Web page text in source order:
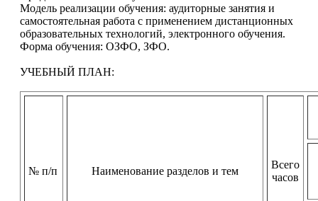
Модель реализации обучения: аудиторные занятия и
самостоятельная работа с применением дистанционных
образовательных технологий, электронного обучения.
Форма обучения: ОЗФО, ЗФО.
УЧЕБНЫЙ ПЛАН:
№ п/п Наименование разделов и тем
Всего
часов